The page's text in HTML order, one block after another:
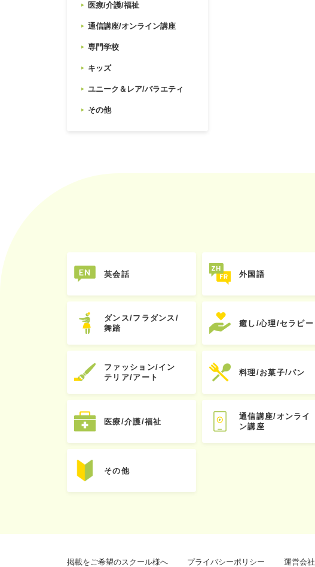
医療/介護/福祉
通信講座/オンライン講座
専門学校
キッズ
ユニーク＆レア/バラエティ
その他
英会話 外国語
ダンス/フラダンス/
舞踏
癒し/心理/セラピー
ファッション/イン
テリア/アート
料理/お菓子/パン
医療/介護/福祉
通信講座/オンライ
ン講座
その他
掲載をご希望のスクール様へ プライバシーポリシー 運営会社